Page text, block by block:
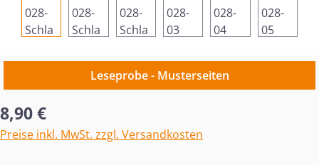
Leseprobe - Musterseiten
Regulärer Preis:
8,90 €
Preise inkl. MwSt. zzgl. Versandkosten